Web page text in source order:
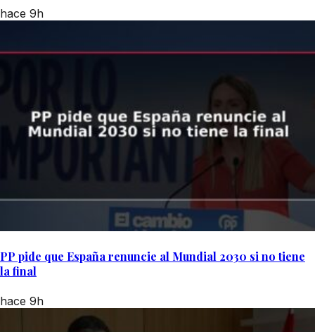
hace 9h
PP pide que España renuncie al Mundial 2030 si no tiene
la final
hace 9h